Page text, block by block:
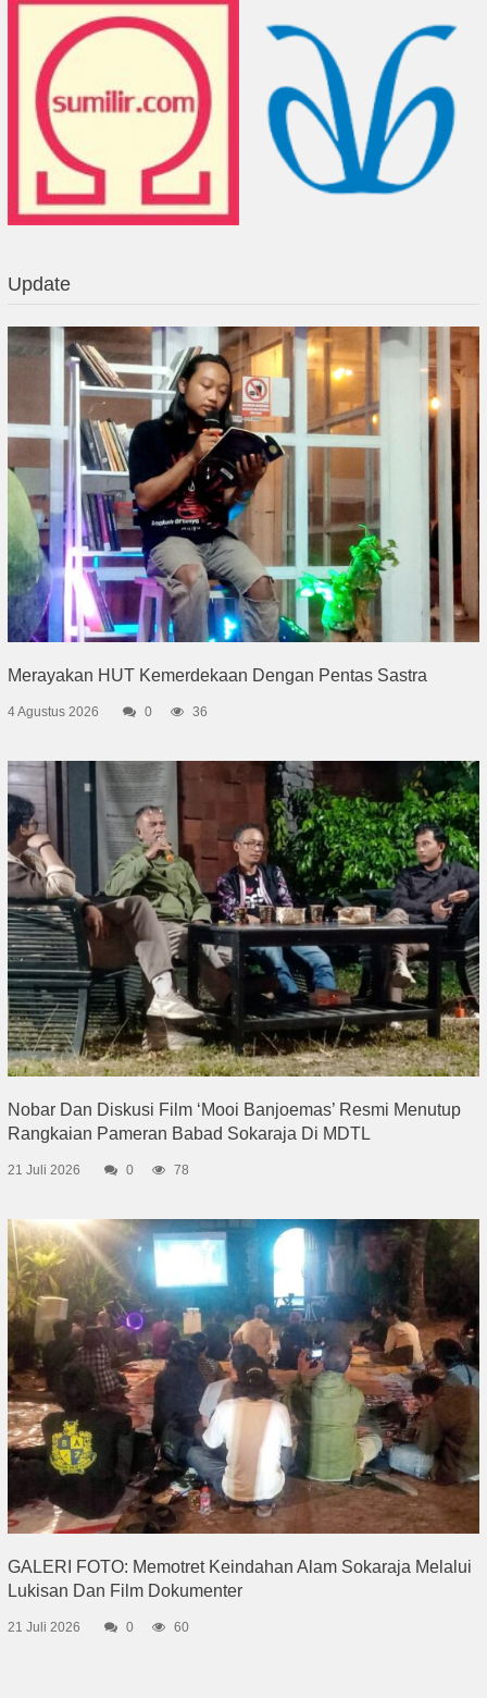
Update
Merayakan HUT Kemerdekaan Dengan Pentas Sastra
4 Agustus 2026 0 36
Nobar Dan Diskusi Film ‘Mooi Banjoemas’ Resmi Menutup
Rangkaian Pameran Babad Sokaraja Di MDTL
21 Juli 2026 0 78
GALERI FOTO: Memotret Keindahan Alam Sokaraja Melalui
Lukisan Dan Film Dokumenter
21 Juli 2026 0 60